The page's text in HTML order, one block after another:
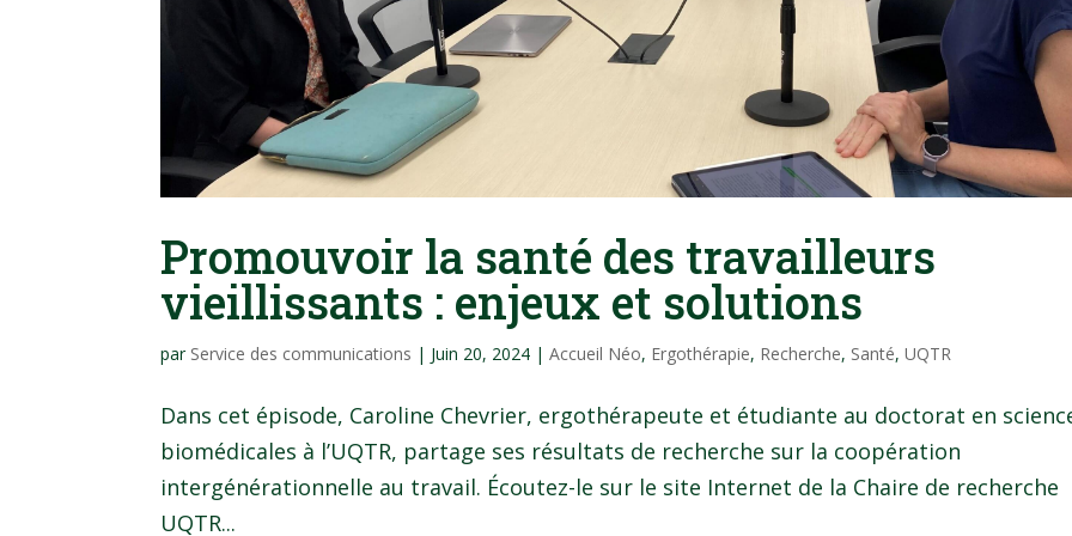
Promouvoir la santé des travailleurs
vieillissants : enjeux et solutions
par Service des communications | Juin 20, 2024 |Accueil Néo, Ergothérapie, Recherche, Santé,UQTR
Dans cet épisode, Caroline Chevrier, ergothérapeute et étudiante au doctorat en
biomédicales à l’UQTR, partage ses résultats de recherche sur la coopération
intergénérationnelle au travail. Écoutez-le sur le site Internet de la Chaire de recherche
UQTR...